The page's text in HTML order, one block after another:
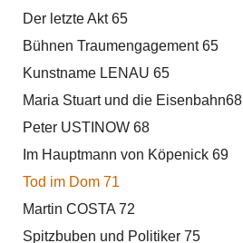
Der letzte Akt 65
Bühnen Traumengagement 65
Kunstname LENAU 65
Maria Stuart und die Eisenbahn68
Peter USTINOW 68
Im Hauptmann von Köpenick 69
Tod im Dom 71
Martin COSTA 72
Spitzbuben und Politiker 75